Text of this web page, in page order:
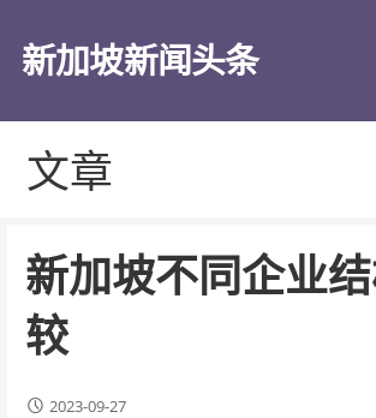
新加坡新闻头条
文章
新加坡不同企业
较
2023-09-27